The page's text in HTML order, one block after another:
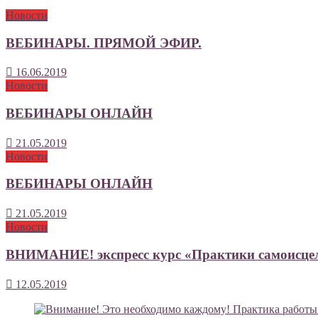
Новости
ВЕБИНАРЫ. ПРЯМОЙ ЭФИР.
16.06.2019
Новости
ВЕБИНАРЫ ОНЛАЙН
21.05.2019
Новости
ВЕБИНАРЫ ОНЛАЙН
21.05.2019
Новости
ВНИМАНИЕ! экспресс курс «Практики
12.05.2019